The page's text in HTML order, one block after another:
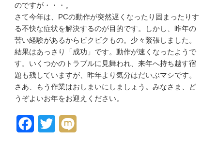
のですが・・・。
さて今年は、PCの動作が突然遅くなったり固まったりす
る不快な症状を解決するのが目的です。しかし、昨年の
苦い経験があるからビクビクもの。少々緊張しました。
結果はあっさり「成功」です。動作が速くなったようで
す。いくつかのトラブルに見舞われ、来年へ持ち越す宿
題も残していますが、昨年より気分はだいぶマシです。
さあ、もう作業はおしまいにしましょう。みなさま、ど
うぞよいお年をお迎えください。